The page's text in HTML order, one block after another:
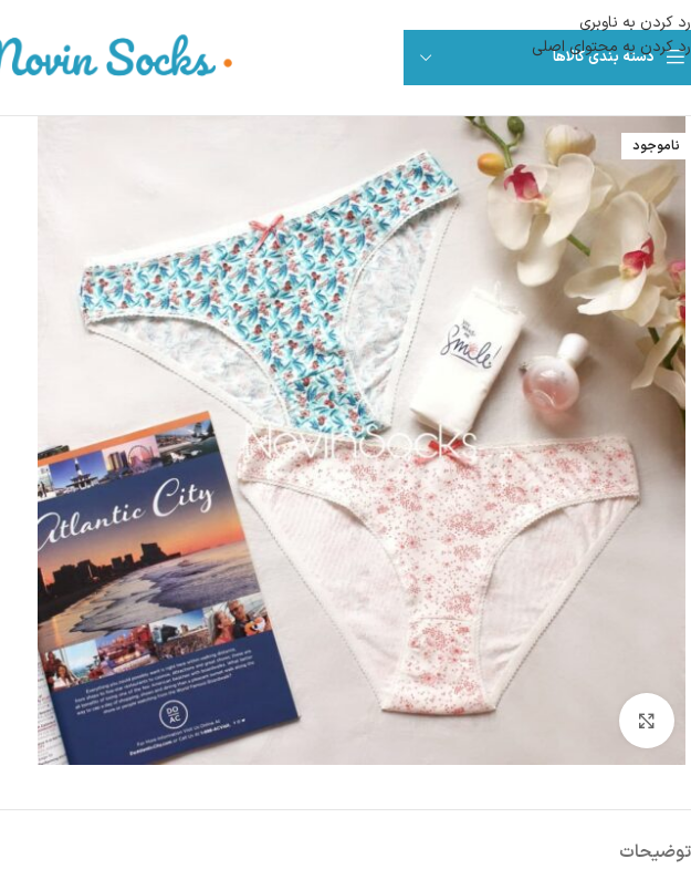
رد کردن به ناوبری
رد کردن به محتوای اصلی
دسته بندی کالاها
ناموجود
توضیحات